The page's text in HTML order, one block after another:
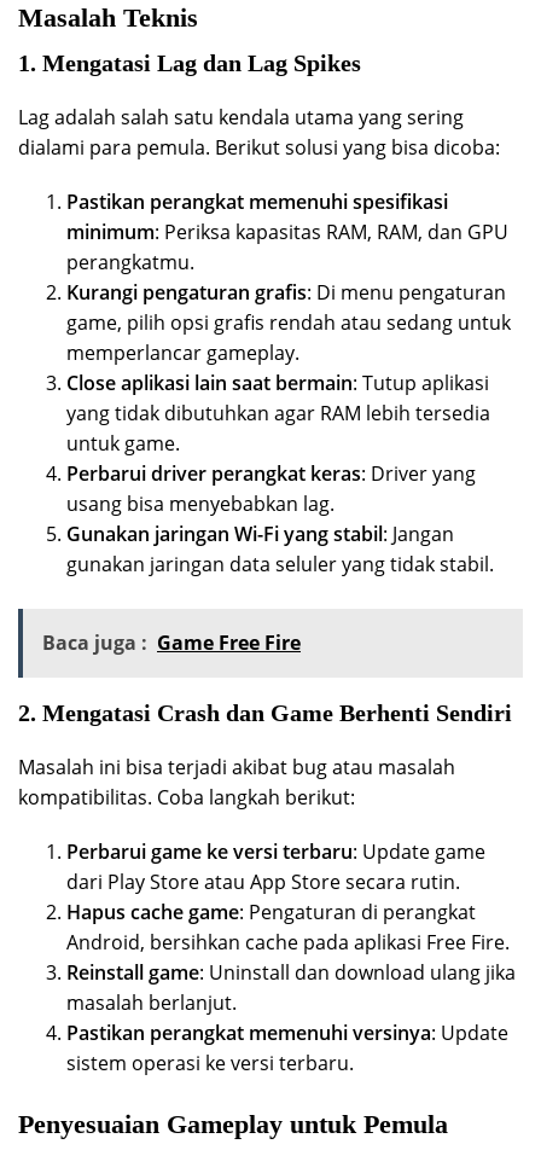
Masalah Teknis
1. Mengatasi Lag dan Lag Spikes
Lag adalah salah satu kendala utama yang sering
dialami para pemula. Berikut solusi yang bisa dicoba:
Pastikan perangkat memenuhi spesifikasi
minimum: Periksa kapasitas RAM, RAM, dan GPU
perangkatmu.
Kurangi pengaturan grafis: Di menu pengaturan
game, pilih opsi grafis rendah atau sedang untuk
memperlancar gameplay.
Close aplikasi lain saat bermain: Tutup aplikasi
yang tidak dibutuhkan agar RAM lebih tersedia
untuk game.
Perbarui driver perangkat keras: Driver yang
usang bisa menyebabkan lag.
Gunakan jaringan Wi-Fi yang stabil: Jangan
gunakan jaringan data seluler yang tidak stabil.
Baca juga : Game Free Fire
2. Mengatasi Crash dan Game Berhenti Sendiri
Masalah ini bisa terjadi akibat bug atau masalah
kompatibilitas. Coba langkah berikut:
Perbarui game ke versi terbaru: Update game
dari Play Store atau App Store secara rutin.
Hapus cache game: Pengaturan di perangkat
Android, bersihkan cache pada aplikasi Free Fire.
Reinstall game: Uninstall dan download ulang jika
masalah berlanjut.
Pastikan perangkat memenuhi versinya: Update
sistem operasi ke versi terbaru.
Penyesuaian Gameplay untuk Pemula